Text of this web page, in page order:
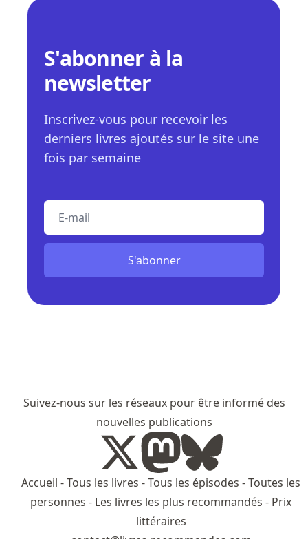
S'abonner à la
newsletter
Inscrivez-vous pour recevoir les
derniers livres ajoutés sur le site une
fois par semaine
S'abonner
Suivez-nous sur les réseaux pour être informé des
nouvelles publications
Accueil -Tous les livres -Tous les épisodes -Toutes les
personnes - Les livres les plus recommandés - Prix
littéraires